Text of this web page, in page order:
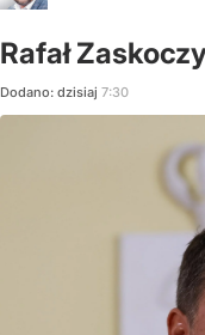
Rafał
Dodano: dzisiaj 7:30